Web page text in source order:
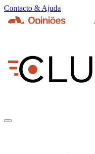
Contacto & Ajuda